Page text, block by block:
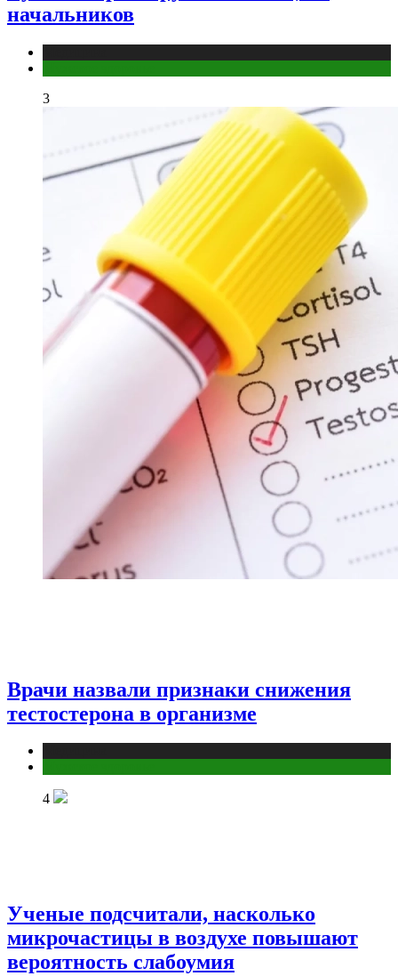
начальников
3
Врачи назвали признаки снижения
тестостерона в организме
4
Ученые подсчитали, насколько
микрочастицы в воздухе повышают
вероятность слабоумия